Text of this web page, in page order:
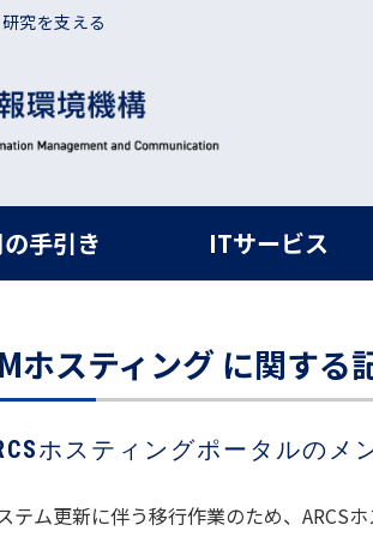
究を支える
ナビ
手引き ITサービス
ホスティング に関する
ホスティングポータルのメ
テム更新に伴う移行作業のため、ARCS